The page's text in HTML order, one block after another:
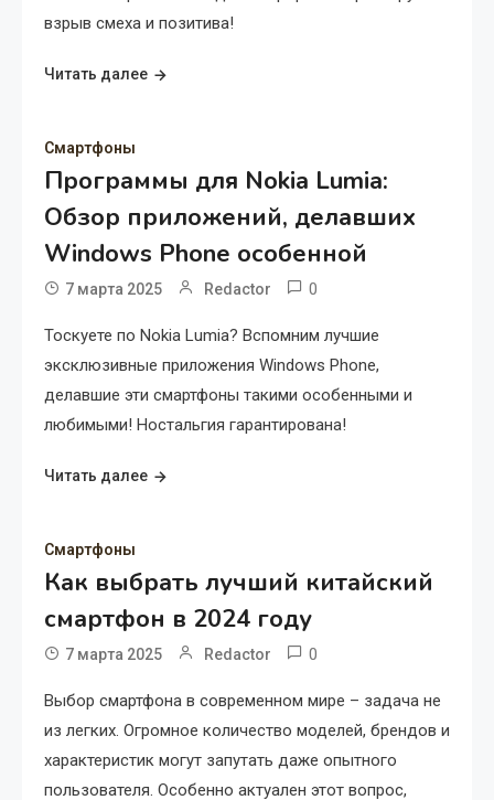
взрыв смеха и позитива!
Читать далее
Смартфоны
Программы для Nokia Lumia:
Обзор приложений, делавших
Windows Phone особенной
7 марта 2025 Redactor 0
Тоскуете по Nokia Lumia? Вспомним лучшие
эксклюзивные приложения Windows Phone,
делавшие эти смартфоны такими особенными и
любимыми! Ностальгия гарантирована!
Читать далее
Смартфоны
Как выбрать лучший китайский
смартфон в 2024 году
7 марта 2025 Redactor 0
Выбор смартфона в современном мире – задача не
из легких. Огромное количество моделей, брендов и
характеристик могут запутать даже опытного
пользователя. Особенно актуален этот вопрос,